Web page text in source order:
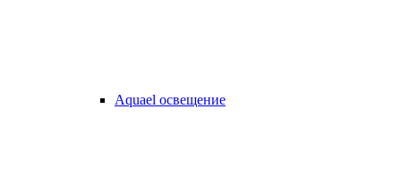
Aquael освещение